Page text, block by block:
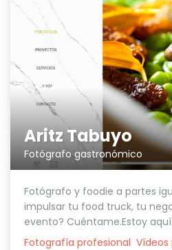
Aritz Tabuyo
Fotógrafo gastronómico
Fotógrafo y foodie a partes
impulsar tu food truck, tu
evento? Cuéntame.Estoy
Fotografía profesional